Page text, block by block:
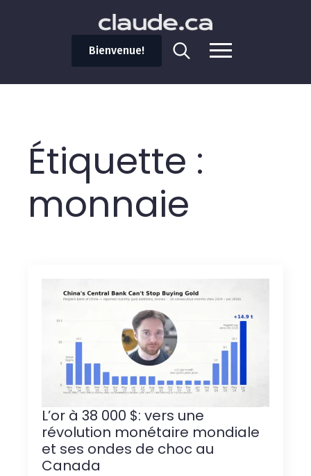
Bienvenue!
Étiquette :
monnaie
L’or à 38 000 $: vers une
révolution monétaire mondiale
et ses ondes de choc au
Canada